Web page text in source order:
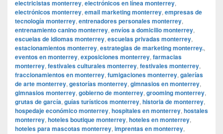
electricistas monterrey, electrónicos en línea monterrey,
electrónicos monterrey, email marketing monterrey, empresas de
tecnología monterrey, entrenadores personales monterrey,
entrenamiento canino monterrey, envíos a domicilio monterrey,
escuelas de idiomas monterrey, escuelas privadas monterrey,
estacionamientos monterrey, estrategias de marketing monterrey.,
eventos en monterrey, exposiciones monterrey, farmacias
monterrey, festivales culturales monterrey, festivales monterrey,
fraccionamientos en monterrey, fumigaciones monterrey, galerías
de arte monterrey, gestorías monterrey, gimnasios en monterrey,
gimnasios monterrey, gobierno de monterrey, grooming monterrey,
grutas de garcía, guías turísticos monterrey, historia de monterrey,
hospedaje económico monterrey, hospitales en monterrey, hostales
monterrey, hoteles boutique monterrey, hoteles en monterrey,
hoteles para mascotas monterrey, imprentas en monterrey,